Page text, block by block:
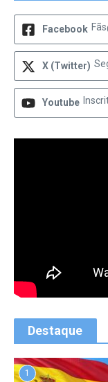
Facebook Fãs
X (Twitter)
Youtube
Destaque
1